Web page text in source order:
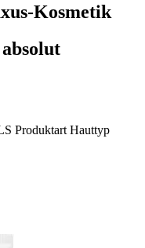
Kosmetik
Produktart Hauttyp